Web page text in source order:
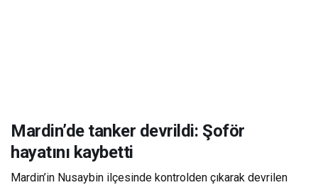
Mardin’de tanker devrildi: Şoför
hayatını kaybetti
Mardin’in Nusaybin ilçesinde kontrolden çıkarak devrilen